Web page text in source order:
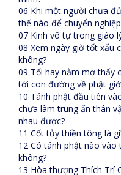
06 Khi một người chưa
thế nào để chuyển
07 Kinh vô tự trong giáo
08 Xem ngày giờ tốt xấu
không?
09 Tối hay nằm mơ thấy
tới con đường về phật
10 Tánh phật đầu tiên
chưa làm trung ấn thân
nhau được?
11 Cốt tủy thiền tông là
12 Có tánh phật nào
không?
13 Hòa thượng Thích Trí